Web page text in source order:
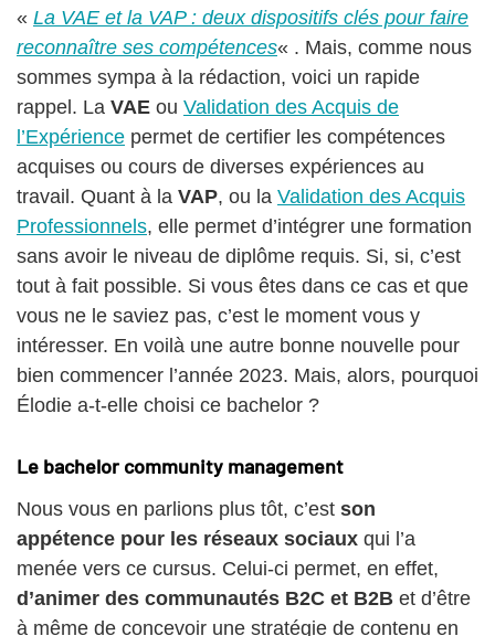
« La VAE et la VAP : deux dispositifs clés pour faire
reconnaître ses compétences« . Mais, comme nous
sommes sympa à la rédaction, voici un rapide
rappel. La VAE ou Validation des Acquis de
l’Expérience permet de certifier les compétences
acquises ou cours de diverses expériences au
travail. Quant à la VAP, ou la Validation des Acquis
Professionnels, elle permet d’intégrer une formation
sans avoir le niveau de diplôme requis. Si, si, c’est
tout à fait possible. Si vous êtes dans ce cas et que
vous ne le saviez pas, c’est le moment vous y
intéresser. En voilà une autre bonne nouvelle pour
bien commencer l’année 2023. Mais, alors, pourquoi
Élodie a-t-elle choisi ce bachelor ?
Le bachelor community management
Nous vous en parlions plus tôt, c’est son
appétence pour les réseaux sociaux qui l’a
menée vers ce cursus. Celui-ci permet, en effet,
d’animer des communautés B2C et B2B et d’être
à même de concevoir une stratégie de contenu en